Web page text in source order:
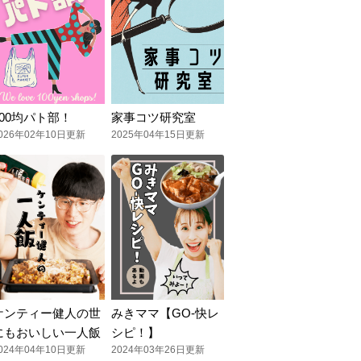
均パト部！
年02年10日更新
家事コツ研究室
2025年04年15日更新
ンティー健人の世
もおいしい一人飯
年04年10日更新
みきママ【GO-快レ
シピ！】
2024年03年26日更新